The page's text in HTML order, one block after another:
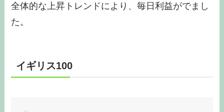
全体的な上昇トレンドにより、毎日利益がでまし
た。
イギリス100